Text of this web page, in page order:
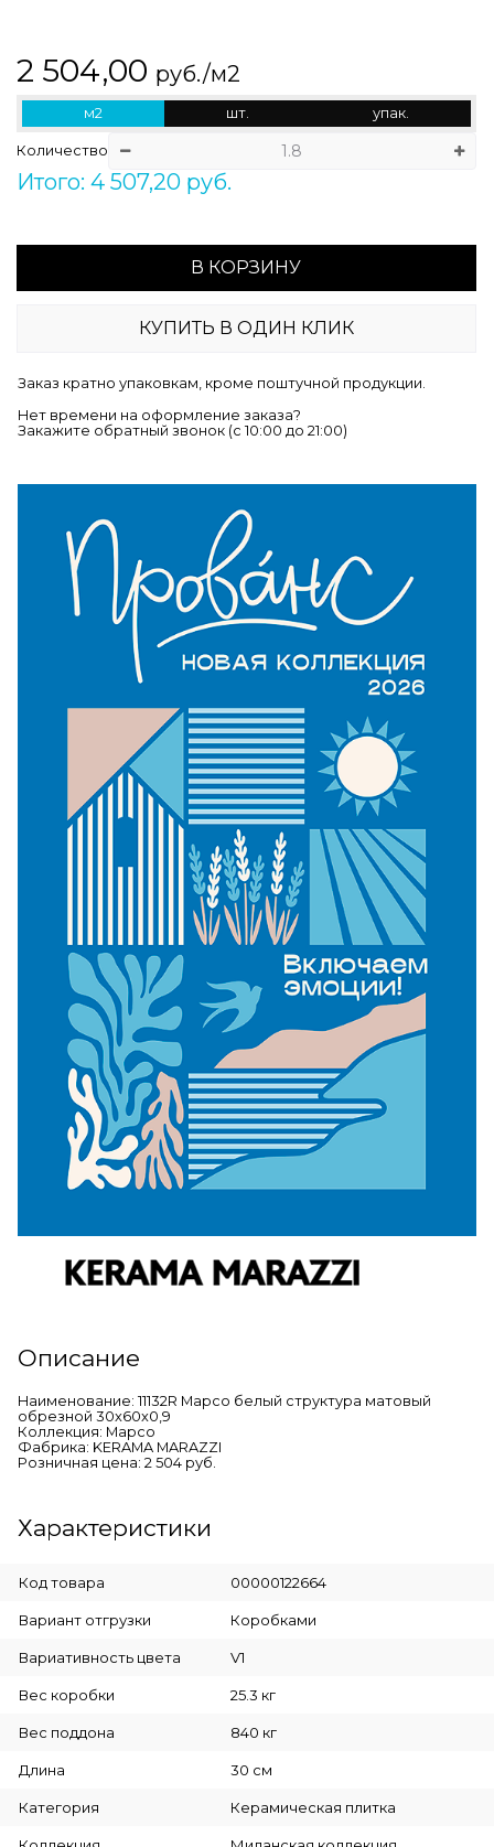
2 504,00 руб./м2
м2 шт. упак.
Количество
Итого: 4 507,20 руб.
В КОРЗИНУ
КУПИТЬ В ОДИН КЛИК
Заказ кратно упаковкам, кроме поштучной продукции.
Нет времени на оформление заказа?
Закажите обратный звонок (c 10:00 до 21:00)
Описание
Наименование: 11132R Марсо белый структура матовый
обрезной 30x60x0,9
Коллекция: Марсо
Фабрика: KERAMA MARAZZI
Розничная цена: 2 504 руб.
Характеристики
Код товара 00000122664
Вариант отгрузки Коробками
Вариативность цвета V1
Вес коробки 25.3 кг
Вес поддона 840 кг
Длина 30 см
Категория Керамическая плитка